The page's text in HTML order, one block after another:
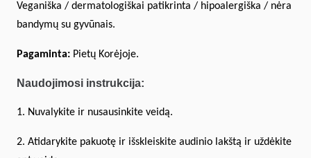
Veganiška / dermatologiškai patikrinta / hipoalergiška / nėra
bandymų su gyvūnais.
Pagaminta: Pietų Korėjoje.
Naudojimosi instrukcija:
1. Nuvalykite ir nusausinkite veidą.
2. Atidarykite pakuotę ir išskleiskite audinio lakštą ir uždėkite